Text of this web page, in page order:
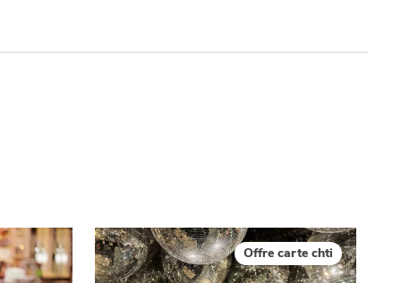
Offre carte chti